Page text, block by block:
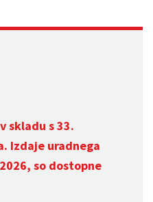
skladu s 33.
Izdaje uradnega
so dostopne